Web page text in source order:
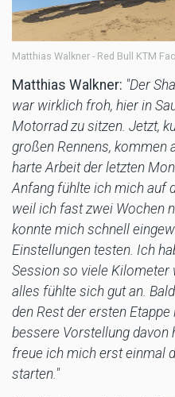
Matthias Walkner - Red Bull KTM
Matthias Walkner: "Der
war wirklich froh, hier in
Motorrad zu sitzen. Jetzt,
großen Rennens, kommen
harte Arbeit der letzten
Anfang fühlte ich mich auf
weil ich fast zwei Wochen
konnte mich schnell
Einstellungen testen. Ich
Session so viele Kilometer
alles fühlte sich gut an.
den Rest der ersten
bessere Vorstellung davon
freue ich mich erst einmal
starten."